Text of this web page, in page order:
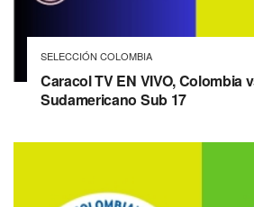
SELECCIÓN COLOMBIA
Caracol TV EN VIVO, Colombia
Sudamericano Sub 17